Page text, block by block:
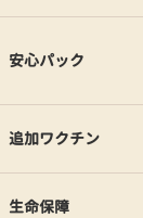
安心パック
追加ワクチン
生命保障